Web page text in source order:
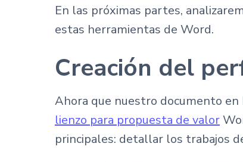
En las próximas partes,
estas herramientas de Word.
Creación del
Ahora que nuestro documento
lienzo para propuesta de valor
principales: detallar los trabajos